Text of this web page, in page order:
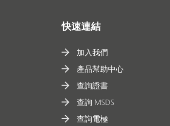
快速連結
加入我們
產品幫助中心
查詢證書
查詢 MSDS
查詢電極